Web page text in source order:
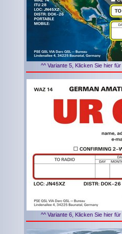
^^ Variante 5, Klicken Sie hier
^^ Variante 6, Klicken Sie hier